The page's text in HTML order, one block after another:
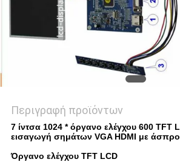
Περιγραφή προϊόντων
7 ίντσα 1024 * όργανο ελέγχου 600 TFT
εισαγωγή σημάτων VGA HDMI με
Όργανο ελέγχου TFT LCD